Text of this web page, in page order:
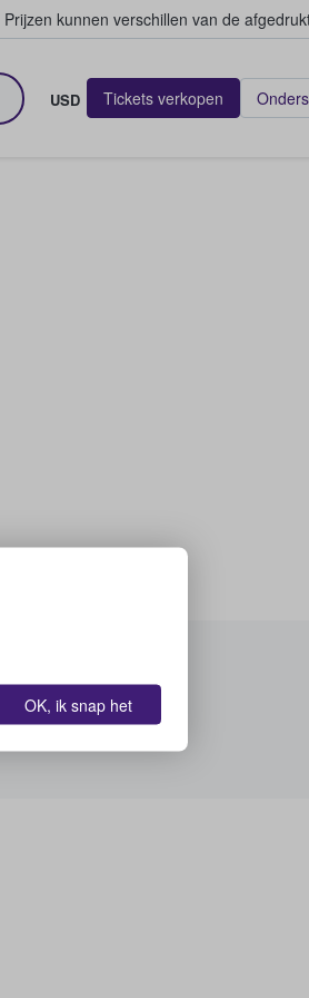
Prijzen kunnen verschillen van de
USD Tickets verkopen
OK, ik snap het